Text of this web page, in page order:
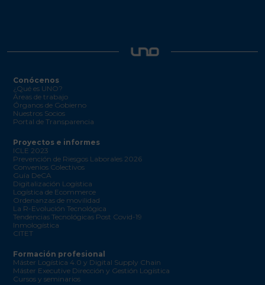
Conócenos
¿Qué es UNO?
Áreas de trabajo
Órganos de Gobierno
Nuestros Socios
Portal de Transparencia
Proyectos e informes
ICLE 2023
Prevención de Riesgos Laborales 2026
Convenios Colectivos
Guía DeCA
Digitalización Logística
Logística de Ecommerce
Ordenanzas de movilidad
La R-Evolución Tecnológica
Tendencias Tecnológicas Post Covid-19
Inmologística
CITET
Formación profesional
Máster Logística 4.0 y Digital Supply Chain
Máster Executive Dirección y Gestión Logística
Cursos y seminarios